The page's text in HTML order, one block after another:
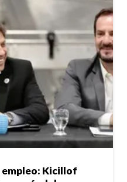
empleo: Kicillof